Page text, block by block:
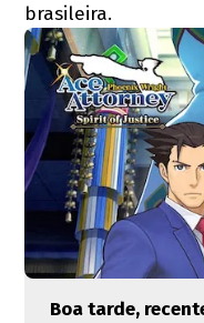
brasileira.
Boa tarde,